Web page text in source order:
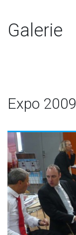
Galerie
Expo 2009